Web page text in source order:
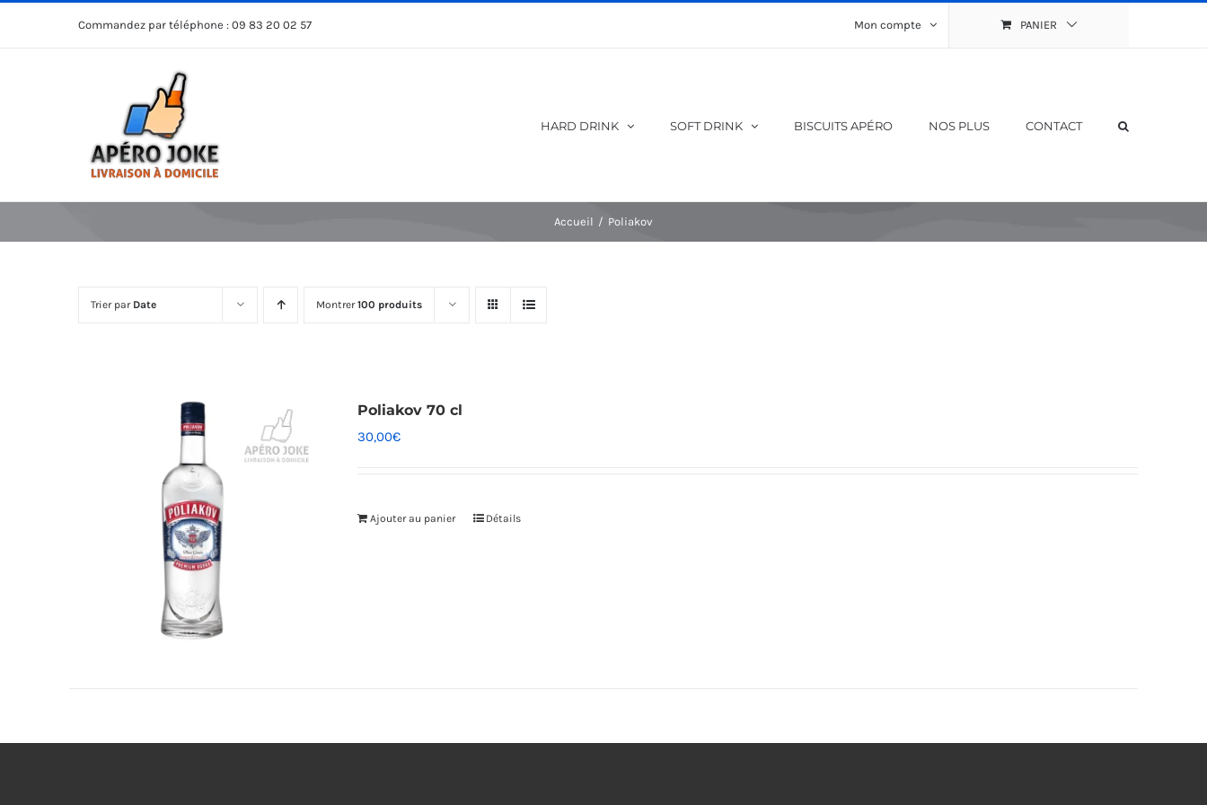
Commandez par téléphone : 09 83 20 02 57 Mon compte PANIER
HARD DRINK SOFT DRINK BISCUITS APÉRO NOS PLUS CONTACT
Accueil Poliakov
Trier par Date Montrer100 produits
Poliakov 70 cl
30,00€
Ajouter au panier Détails